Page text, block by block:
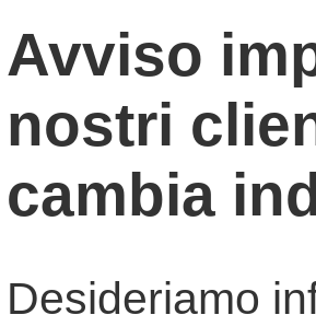
Avviso
nostri
cambia
Desideriamo